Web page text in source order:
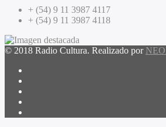
+ (54) 9 11 3987 4117
+ (54) 9 11 3987 4118
© 2018 Radio Cultura. Realizado por